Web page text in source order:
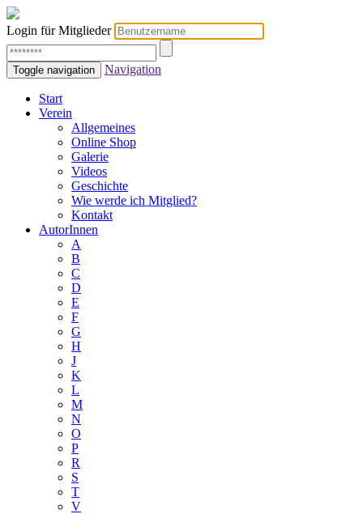
Login für Mitglieder
Toggle navigation Navigation
Start
Verein
Allgemeines
Online Shop
Galerie
Videos
Geschichte
Wie werde ich Mitglied?
Kontakt
AutorInnen
A
B
C
D
E
F
G
H
J
K
L
M
N
O
P
R
S
T
V